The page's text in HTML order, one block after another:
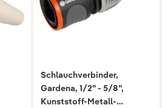
Schlauchverbinder,
Gardena, 1/2" - 5/8",
Kunststoff-Metall-